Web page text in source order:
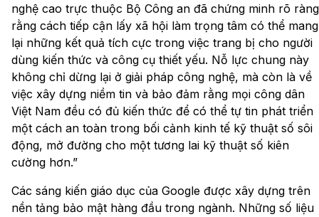
nghệ cao trực thuộc Bộ Công an đã chứng minh rõ ràng
rằng cách tiếp cận lấy xã hội làm trọng tâm có thể mang
lại những kết quả tích cực trong việc trang bị cho người
dùng kiến thức và công cụ thiết yếu. Nỗ lực chung này
không chỉ dừng lại ở giải pháp công nghệ, mà còn là về
việc xây dựng niềm tin và bảo đảm rằng mọi công dân
Việt Nam đều có đủ kiến thức để có thể tự tin phát triển
một cách an toàn trong bối cảnh kinh tế kỹ thuật số sôi
động, mở đường cho một tương lai kỹ thuật số kiên
cường hơn.”
Các sáng kiến giáo dục của Google được xây dựng trên
nền tảng bảo mật hàng đầu trong ngành. Những số liệu